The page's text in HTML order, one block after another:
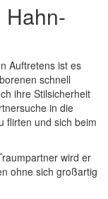
Hahn-
Auftretens ist es
schnell
ihre Stilsicherheit
in die
flirten und sich beim
wird er
ohne sich großartig